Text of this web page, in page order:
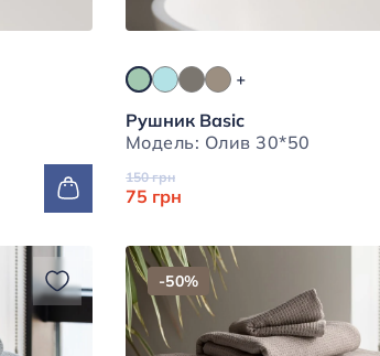
Рушник Basic
Модель: Олив 30*50
150 грн
75 грн
-50%